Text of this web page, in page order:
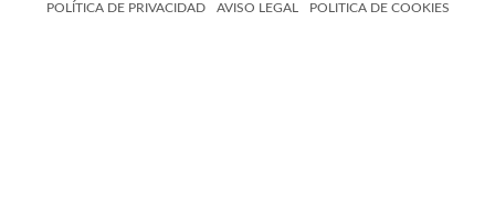
POLÍTICA DE PRIVACIDAD AVISO LEGAL POLITICA DE COOKIES